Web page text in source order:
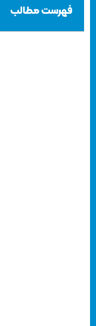
فهرست مطالب